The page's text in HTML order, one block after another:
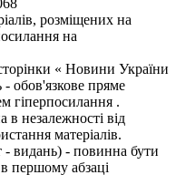
розміщених на
на
« Новини України
- обов'язкове пряме
гіперпосилання .
незалежності від
матеріалів.
- видань) - повинна бути
першому абзаці